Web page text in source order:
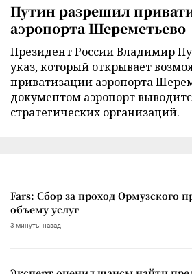
Путин разрешил
аэропорта Шереметьево
Президент России Владимир
указ, который открывает
приватизации аэропорта
документом аэропорт
стратегических организаций.
Fars: Сбор за проход Ормузского
объему услуг
3 минуты назад